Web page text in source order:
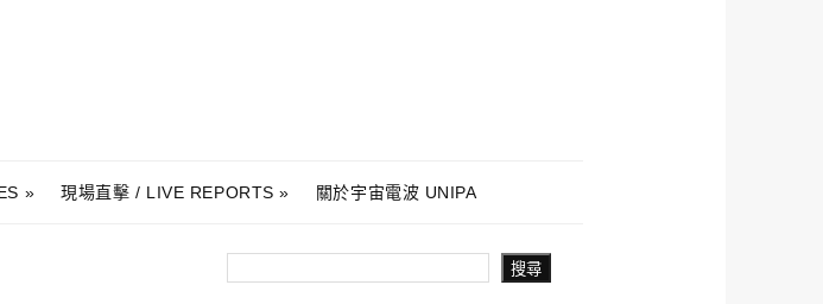
現場直擊 / LIVE REPORTS 關於宇宙電波 UNIPA
搜尋